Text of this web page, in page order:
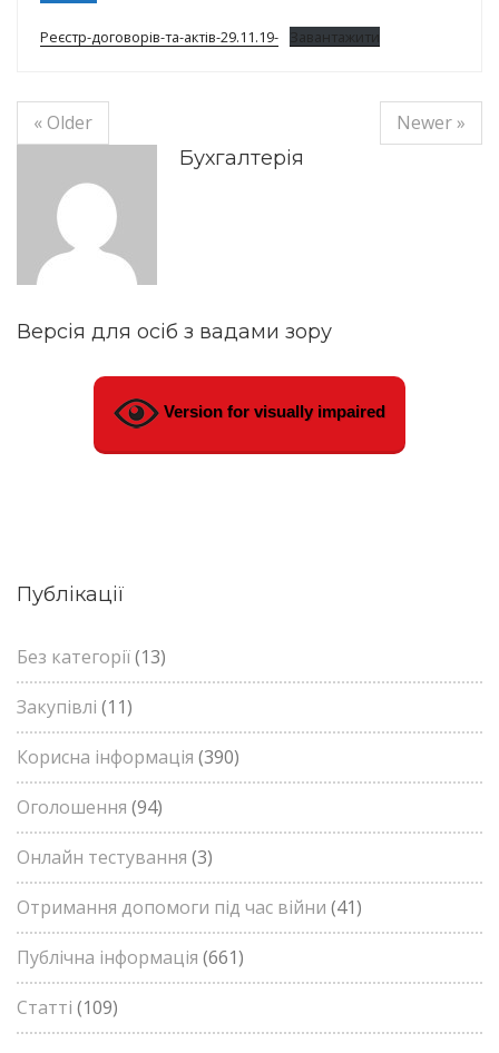
Реєстр-договорів-та-актів-29.11.19- Завантажити
« Older
Newer »
Бухгалтерія
Версія для осіб з вадами зору
Version for visually impaired
Публікації
Без категорії(13)
Закупівлі (11)
Корисна інформація (390)
Оголошення (94)
Онлайн тестування (3)
Отримання допомоги під час війни (41)
Публічна інформація (661)
Статті (109)